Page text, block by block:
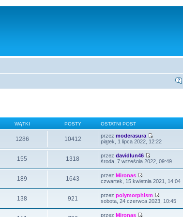
WĄTKI POSTY OSTATNI POST
1286 10412 przezmoderasura
piątek, 1 lipca 2022, 12:22
155 1318 przezdavidlun46
środa, 7 września 2022, 09:49
189 1643 przezMironas
czwartek, 15 kwietnia 2021, 14:04
138 921 przezpolymorphism
sobota, 24 czerwca 2023, 10:45
przezMironas